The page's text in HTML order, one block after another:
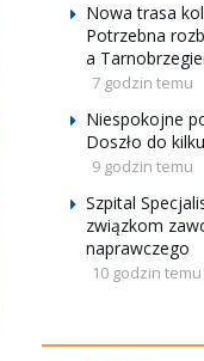
Nowa trasa
Potrzebna
a
7 godzin temu
Niespokojne
Doszło do
9 godzin temu
Szpital
związkom
naprawczego
10 godzin temu